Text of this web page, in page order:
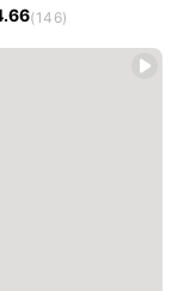
(146)